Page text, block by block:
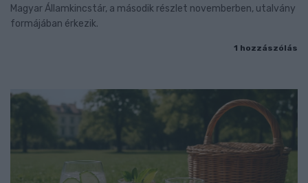
Magyar Államkincstár, a második részlet novemberben, utalvány
formájában érkezik.
1 hozzászólás